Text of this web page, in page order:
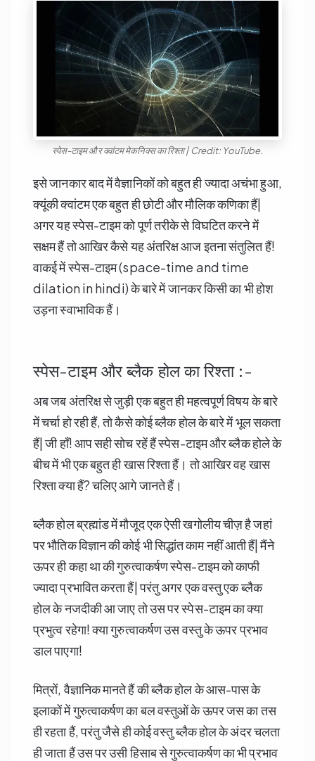
स्पेस-टाइम और क्वांटम मेकनिक्स का रिश्ता | Credit: YouTube.
इसे जानकार बाद में वैज्ञानिकों को बहुत ही ज्यादा अचंभा हुआ,
क्यूंकी क्वांटम एक बहुत ही छोटी और मौलिक कणिका हैं|
अगर यह स्पेस-टाइम को पूर्ण तरीके से विघटित करने में
सक्षम हैं तो आखिर कैसे यह अंतरिक्ष आज इतना संतुलित हैं!
वाकई में स्पेस-टाइम (space-time and time
dilation in hindi) के बारे में जानकर किसी का भी होश
उड़ना स्वाभाविक हैं।
स्पेस-टाइम और ब्लैक होल का रिश्ता :-
अब जब अंतरिक्ष से जुड़ी एक बहुत ही महत्वपूर्ण विषय के बारे
में चर्चा हो रही हैं, तो कैसे कोई ब्लैक होल के बारे में भूल सकता
हैं| जी हाँ! आप सही सोच रहें हैं स्पेस-टाइम और ब्लैक होले के
बीच में भी एक बहुत ही खास रिश्ता हैं। तो आखिर वह खास
रिश्ता क्या हैं? चलिए आगे जानते हैं।
ब्लैक होल ब्रह्मांड में मौजूद एक ऐसी खगोलीय चीज़ है जहां
पर भौतिक विज्ञान की कोई भी सिद्धांत काम नहीं आती हैं| मैंने
ऊपर ही कहा था की गुरुत्वाकर्षण स्पेस-टाइम को काफी
ज्यादा प्रभावित करता हैं| परंतु अगर एक वस्तु एक ब्लैक
होल के नजदीकी आ जाए तो उस पर स्पेस-टाइम का क्या
प्रभुत्व रहेगा! क्या गुरुत्वाकर्षण उस वस्तु के ऊपर प्रभाव
डाल पाएगा!
मित्रों, वैज्ञानिक मानते हैं की ब्लैक होल के आस-पास के
इलाकों में गुरुत्वाकर्षण का बल वस्तुओं के ऊपर जस का तस
ही रहता हैं, परंतु जैसे ही कोई वस्तु ब्लैक होल के अंदर चलता
ही जाता हैं उस पर उसी हिसाब से गुरुत्वाकर्षण का भी प्रभाव